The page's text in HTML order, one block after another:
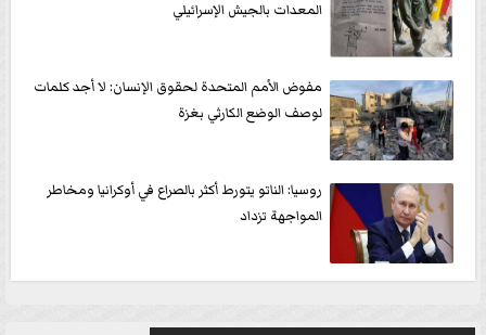
المعدات بالجيش الإسرائيلي
مفوض الأمم المتحدة لحقوق الإنسان: لا أجد كلمات
لوصف الوضع الكارثي بغزة
روسيا: الناتو يتورط أكثر بالصراع في أوكرانيا ومخاطر
المواجهة تزداد